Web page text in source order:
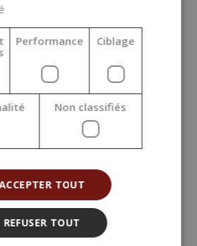
Union Européenne
Qualité Cosmétique
Visage ; Contour des
yeux ; Cheveux ; Cuir
chevelu ; Corps ;
11,25
Performance Ciblage
Non classifiés
TOUT
REFUSER TOUT